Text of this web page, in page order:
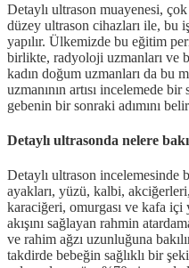
Detaylı ultrason muayenesi,
düzey ultrason cihazları ile, bu
yapılır. Ülkemizde bu eğitim
birlikte, radyoloji uzmanları ve
kadın doğum uzmanları da bu
uzmanının artısı incelemede
gebenin bir sonraki adımını
Detaylı ultrasonda nelere
Detaylı ultrason incelemesinde
ayakları, yüzü, kalbi,
karaciğeri, omurgası ve kafa içi
akışını sağlayan rahmin
ve rahim ağzı uzunluğuna
takdirde bebeğin sağlıklı bir